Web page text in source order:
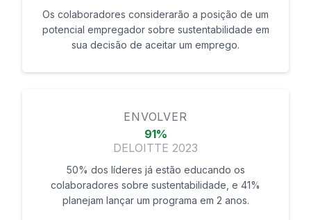
Os colaboradores considerarão a posição de um
potencial empregador sobre sustentabilidade em
sua decisão de aceitar um emprego.
ENVOLVER
91%
DELOITTE 2023
50% dos líderes já estão educando os
colaboradores sobre sustentabilidade, e 41%
planejam lançar um programa em 2 anos.